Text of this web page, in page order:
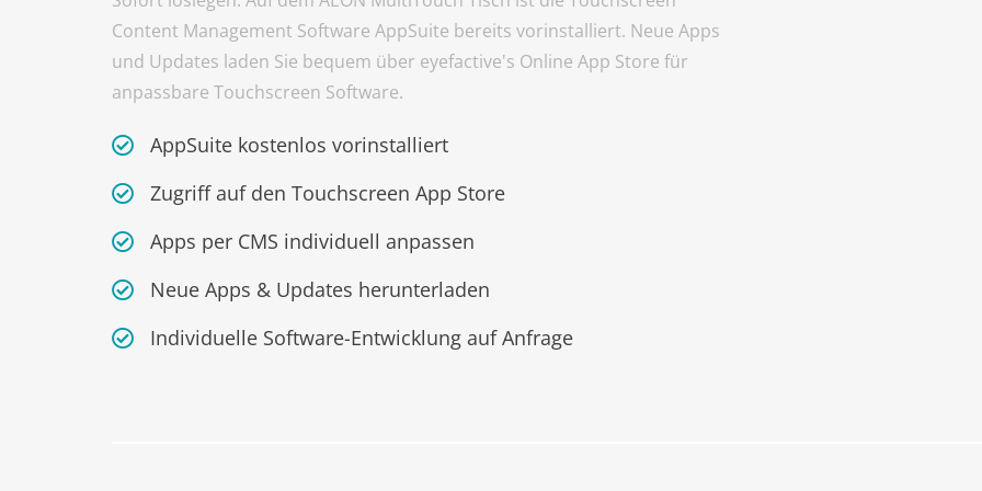
Content Management Software AppSuite bereits vorinstalliert. Neue Apps
und Updates laden Sie bequem über eyefactive's Online App Store für
anpassbare Touchscreen Software.
AppSuite kostenlos vorinstalliert
Zugriff auf den Touchscreen App Store
Apps per CMS individuell anpassen
Neue Apps & Updates herunterladen
Individuelle Software-Entwicklung auf Anfrage